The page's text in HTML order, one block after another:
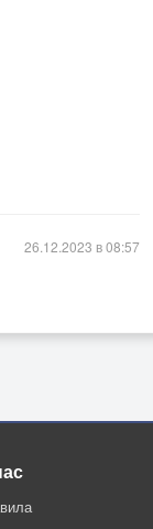
26.12.2023 в 08:57